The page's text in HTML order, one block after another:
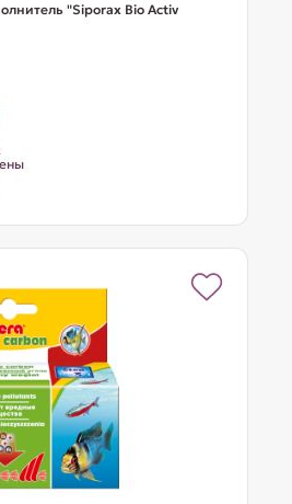
"Siporax Bio Activ